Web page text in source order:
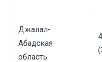
Джалал-
Абадская
область
4